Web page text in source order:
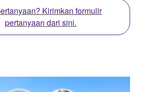
Kirimkan formulir
pertanyaan dari sini.